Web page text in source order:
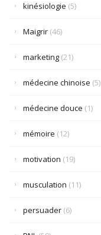
kinésiologie (5)
Maigrir (46)
marketing (21)
médecine chinoise (5)
médecine douce (1)
mémoire (12)
motivation (19)
musculation (11)
persuader (6)